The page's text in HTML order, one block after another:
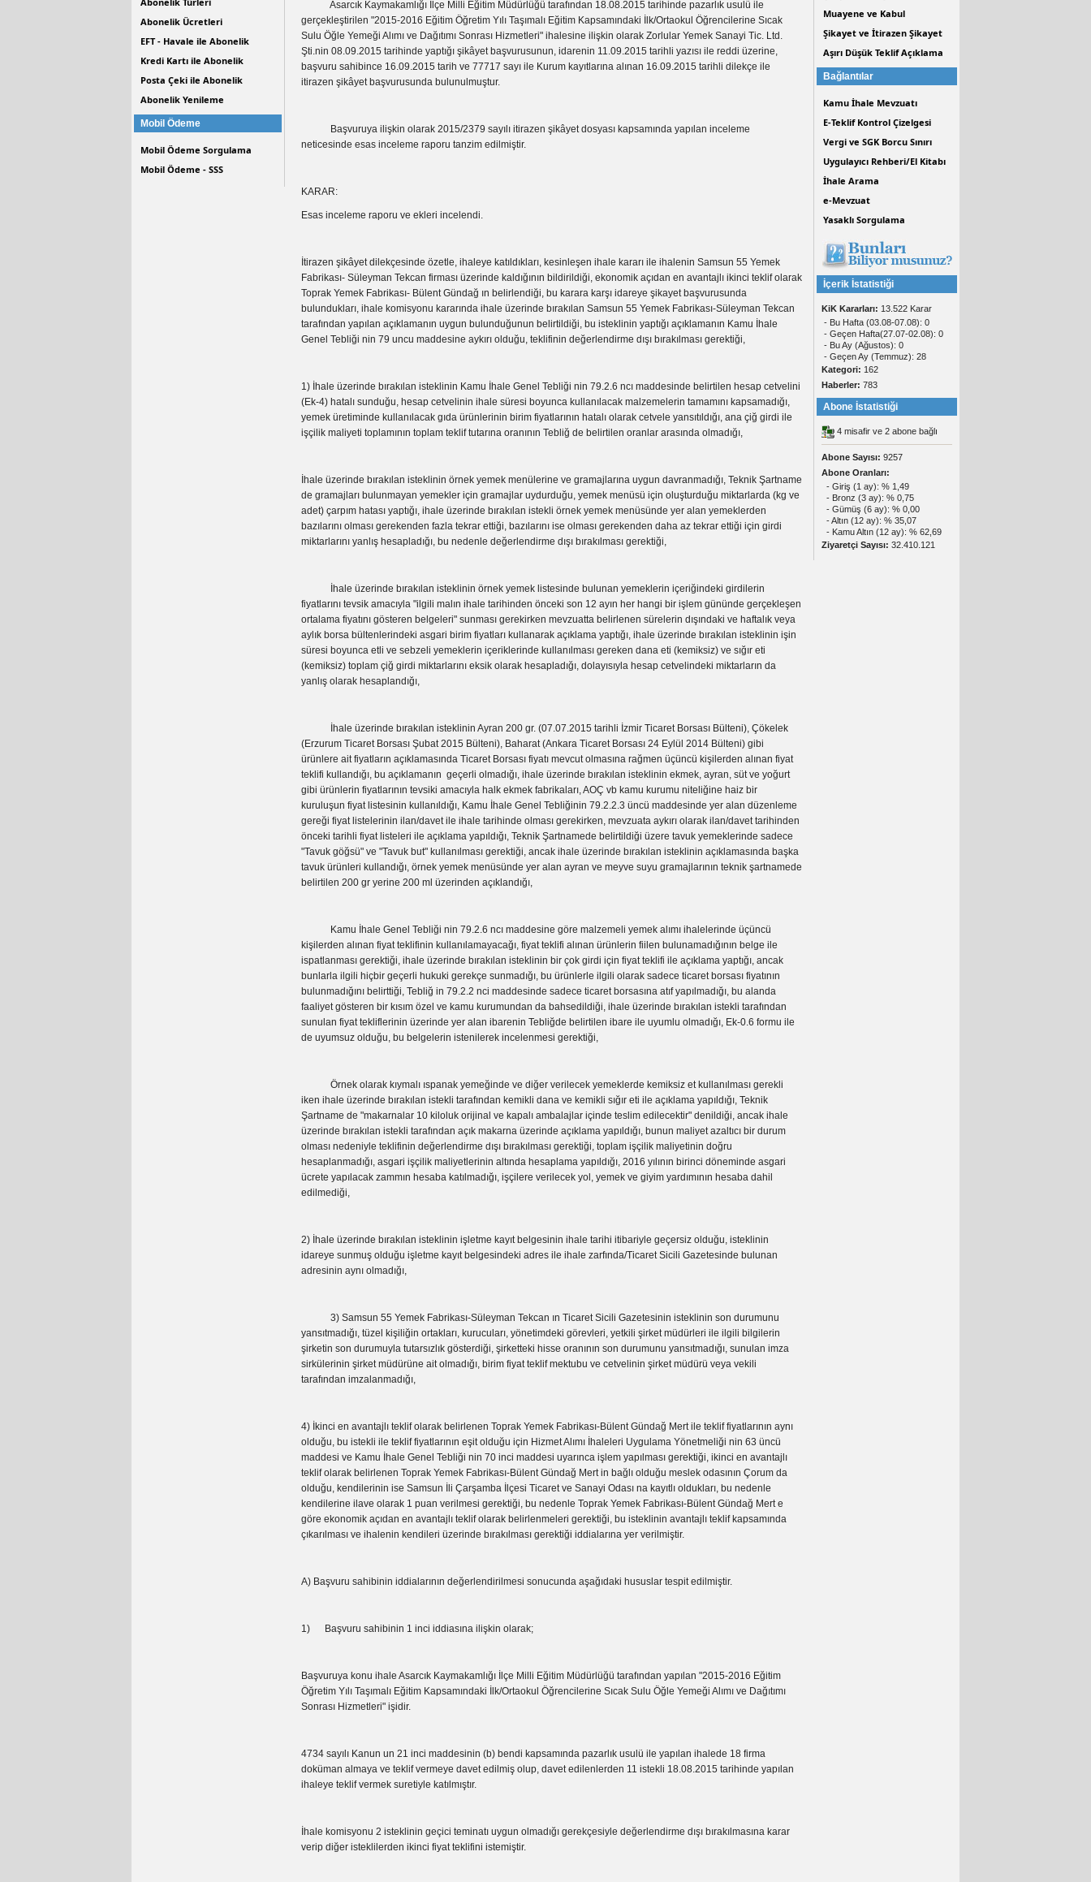
Abonelik Ücretleri
EFT - Havale ile Abonelik
Kredi Kartı ile Abonelik
Posta Çeki ile Abonelik
Abonelik Yenileme
Mobil Ödeme
Mobil Ödeme Sorgulama
Mobil Ödeme - SSS
Asarcık Kaymakamlığı İlçe Milli Eğitim Müdürlüğü tarafından 18.08.2015 tarihinde pazarlık usulü ile
gerçekleştirilen "2015-2016 Eğitim Öğretim Yılı Taşımalı Eğitim Kapsamındaki İlk/Ortaokul Öğrencilerine Sıcak
Sulu Öğle Yemeği Alımı ve Dağıtımı Sonrası Hizmetleri" ihalesine ilişkin olarak Zorlular Yemek Sanayi Tic. Ltd.
Şti.nin 08.09.2015 tarihinde yaptığı şikâyet başvurusunun, idarenin 11.09.2015 tarihli yazısı ile reddi üzerine,
başvuru sahibince 16.09.2015 tarih ve 77717 sayı ile Kurum kayıtlarına alınan 16.09.2015 tarihli dilekçe ile
itirazen şikâyet başvurusunda bulunulmuştur.
Başvuruya ilişkin olarak 2015/2379 sayılı itirazen şikâyet dosyası kapsamında yapılan inceleme
neticesinde esas inceleme raporu tanzim edilmiştir.
KARAR:
Esas inceleme raporu ve ekleri incelendi.
İtirazen şikâyet dilekçesinde özetle, ihaleye katıldıkları, kesinleşen ihale kararı ile ihalenin Samsun 55 Yemek
Fabrikası- Süleyman Tekcan firması üzerinde kaldığının bildirildiği, ekonomik açıdan en avantajlı ikinci teklif olarak
Toprak Yemek Fabrikası- Bülent Gündağ ın belirlendiği, bu karara karşı idareye şikayet başvurusunda
bulundukları, ihale komisyonu kararında ihale üzerinde bırakılan Samsun 55 Yemek Fabrikası-Süleyman Tekcan
tarafından yapılan açıklamanın uygun bulunduğunun belirtildiği, bu isteklinin yaptığı açıklamanın Kamu İhale
Genel Tebliği nin 79 uncu maddesine aykırı olduğu, teklifinin değerlendirme dışı bırakılması gerektiği,
1) İhale üzerinde bırakılan isteklinin Kamu İhale Genel Tebliği nin 79.2.6 ncı maddesinde belirtilen hesap cetvelini
(Ek-4) hatalı sunduğu, hesap cetvelinin ihale süresi boyunca kullanılacak malzemelerin tamamını kapsamadığı,
yemek üretiminde kullanılacak gıda ürünlerinin birim fiyatlarının hatalı olarak cetvele yansıtıldığı, ana çiğ girdi ile
işçilik maliyeti toplamının toplam teklif tutarına oranının Tebliğ de belirtilen oranlar arasında olmadığı,
İhale üzerinde bırakılan isteklinin örnek yemek menülerine ve gramajlarına uygun davranmadığı, Teknik Şartname
de gramajları bulunmayan yemekler için gramajlar uydurduğu, yemek menüsü için oluşturduğu miktarlarda (kg ve
adet) çarpım hatası yaptığı, ihale üzerinde bırakılan istekli örnek yemek menüsünde yer alan yemeklerden
bazılarını olması gerekenden fazla tekrar ettiği, bazılarını ise olması gerekenden daha az tekrar ettiği için girdi
miktarlarını yanlış hesapladığı, bu nedenle değerlendirme dışı bırakılması gerektiği,
İhale üzerinde bırakılan isteklinin örnek yemek listesinde bulunan yemeklerin içeriğindeki girdilerin
fiyatlarını tevsik amacıyla "ilgili malın ihale tarihinden önceki son 12 ayın her hangi bir işlem gününde gerçekleşen
ortalama fiyatını gösteren belgeleri" sunması gerekirken mevzuatta belirlenen sürelerin dışındaki ve haftalık veya
aylık borsa bültenlerindeki asgari birim fiyatları kullanarak açıklama yaptığı, ihale üzerinde bırakılan isteklinin işin
süresi boyunca etli ve sebzeli yemeklerin içeriklerinde kullanılması gereken dana eti (kemiksiz) ve sığır eti
(kemiksiz) toplam çiğ girdi miktarlarını eksik olarak hesapladığı, dolayısıyla hesap cetvelindeki miktarların da
yanlış olarak hesaplandığı,
İhale üzerinde bırakılan isteklinin Ayran 200 gr. (07.07.2015 tarihli İzmir Ticaret Borsası Bülteni), Çökelek
(Erzurum Ticaret Borsası Şubat 2015 Bülteni), Baharat (Ankara Ticaret Borsası 24 Eylül 2014 Bülteni) gibi
ürünlere ait fiyatların açıklamasında Ticaret Borsası fiyatı mevcut olmasına rağmen üçüncü kişilerden alınan fiyat
teklifi kullandığı, bu açıklamanın geçerli olmadığı, ihale üzerinde bırakılan isteklinin ekmek, ayran, süt ve yoğurt
gibi ürünlerin fiyatlarının tevsiki amacıyla halk ekmek fabrikaları, AOÇ vb kamu kurumu niteliğine haiz bir
kuruluşun fiyat listesinin kullanıldığı, Kamu İhale Genel Tebliğinin 79.2.2.3 üncü maddesinde yer alan düzenleme
gereği fiyat listelerinin ilan/davet ile ihale tarihinde olması gerekirken, mevzuata aykırı olarak ilan/davet tarihinden
önceki tarihli fiyat listeleri ile açıklama yapıldığı, Teknik Şartnamede belirtildiği üzere tavuk yemeklerinde sadece
"Tavuk göğsü" ve "Tavuk but" kullanılması gerektiği, ancak ihale üzerinde bırakılan isteklinin açıklamasında başka
tavuk ürünleri kullandığı, örnek yemek menüsünde yer alan ayran ve meyve suyu gramajlarının teknik şartnamede
belirtilen 200 gr yerine 200 ml üzerinden açıklandığı,
Kamu İhale Genel Tebliği nin 79.2.6 ncı maddesine göre malzemeli yemek alımı ihalelerinde üçüncü
kişilerden alınan fiyat teklifinin kullanılamayacağı, fiyat teklifi alınan ürünlerin fiilen bulunamadığının belge ile
ispatlanması gerektiği, ihale üzerinde bırakılan isteklinin bir çok girdi için fiyat teklifi ile açıklama yaptığı, ancak
bunlarla ilgili hiçbir geçerli hukuki gerekçe sunmadığı, bu ürünlerle ilgili olarak sadece ticaret borsası fiyatının
bulunmadığını belirttiği, Tebliğ in 79.2.2 nci maddesinde sadece ticaret borsasına atıf yapılmadığı, bu alanda
faaliyet gösteren bir kısım özel ve kamu kurumundan da bahsedildiği, ihale üzerinde bırakılan istekli tarafından
sunulan fiyat tekliflerinin üzerinde yer alan ibarenin Tebliğde belirtilen ibare ile uyumlu olmadığı, Ek-0.6 formu ile
de uyumsuz olduğu, bu belgelerin istenilerek incelenmesi gerektiği,
Örnek olarak kıymalı ıspanak yemeğinde ve diğer verilecek yemeklerde kemiksiz et kullanılması gerekli
iken ihale üzerinde bırakılan istekli tarafından kemikli dana ve kemikli sığır eti ile açıklama yapıldığı, Teknik
Şartname de "makarnalar 10 kiloluk orijinal ve kapalı ambalajlar içinde teslim edilecektir" denildiği, ancak ihale
üzerinde bırakılan istekli tarafından açık makarna üzerinde açıklama yapıldığı, bunun maliyet azaltıcı bir durum
olması nedeniyle teklifinin değerlendirme dışı bırakılması gerektiği, toplam işçilik maliyetinin doğru
hesaplanmadığı, asgari işçilik maliyetlerinin altında hesaplama yapıldığı, 2016 yılının birinci döneminde asgari
ücrete yapılacak zammın hesaba katılmadığı, işçilere verilecek yol, yemek ve giyim yardımının hesaba dahil
edilmediği,
2) İhale üzerinde bırakılan isteklinin işletme kayıt belgesinin ihale tarihi itibariyle geçersiz olduğu, isteklinin
idareye sunmuş olduğu işletme kayıt belgesindeki adres ile ihale zarfında/Ticaret Sicili Gazetesinde bulunan
adresinin aynı olmadığı,
3) Samsun 55 Yemek Fabrikası-Süleyman Tekcan ın Ticaret Sicili Gazetesinin isteklinin son durumunu
yansıtmadığı, tüzel kişiliğin ortakları, kurucuları, yönetimdeki görevleri, yetkili şirket müdürleri ile ilgili bilgilerin
şirketin son durumuyla tutarsızlık gösterdiği, şirketteki hisse oranının son durumunu yansıtmadığı, sunulan imza
sirkülerinin şirket müdürüne ait olmadığı, birim fiyat teklif mektubu ve cetvelinin şirket müdürü veya vekili
tarafından imzalanmadığı,
4) İkinci en avantajlı teklif olarak belirlenen Toprak Yemek Fabrikası-Bülent Gündağ Mert ile teklif fiyatlarının aynı
olduğu, bu istekli ile teklif fiyatlarının eşit olduğu için Hizmet Alımı İhaleleri Uygulama Yönetmeliği nin 63 üncü
maddesi ve Kamu İhale Genel Tebliği nin 70 inci maddesi uyarınca işlem yapılması gerektiği, ikinci en avantajlı
teklif olarak belirlenen Toprak Yemek Fabrikası-Bülent Gündağ Mert in bağlı olduğu meslek odasının Çorum da
olduğu, kendilerinin ise Samsun İli Çarşamba İlçesi Ticaret ve Sanayi Odası na kayıtlı oldukları, bu nedenle
kendilerine ilave olarak 1 puan verilmesi gerektiği, bu nedenle Toprak Yemek Fabrikası-Bülent Gündağ Mert e
göre ekonomik açıdan en avantajlı teklif olarak belirlenmeleri gerektiği, bu isteklinin avantajlı teklif kapsamında
çıkarılması ve ihalenin kendileri üzerinde bırakılması gerektiği iddialarına yer verilmiştir.
A) Başvuru sahibinin iddialarının değerlendirilmesi sonucunda aşağıdaki hususlar tespit edilmiştir.
1) Başvuru sahibinin 1 inci iddiasına ilişkin olarak;
Başvuruya konu ihale Asarcık Kaymakamlığı İlçe Milli Eğitim Müdürlüğü tarafından yapılan "2015-2016 Eğitim
Öğretim Yılı Taşımalı Eğitim Kapsamındaki İlk/Ortaokul Öğrencilerine Sıcak Sulu Öğle Yemeği Alımı ve Dağıtımı
Sonrası Hizmetleri" işidir.
4734 sayılı Kanun un 21 inci maddesinin (b) bendi kapsamında pazarlık usulü ile yapılan ihalede 18 firma
doküman almaya ve teklif vermeye davet edilmiş olup, davet edilenlerden 11 istekli 18.08.2015 tarihinde yapılan
ihaleye teklif vermek suretiyle katılmıştır.
İhale komisyonu 2 isteklinin geçici teminatı uygun olmadığı gerekçesiyle değerlendirme dışı bırakılmasına karar
verip diğer isteklilerden ikinci fiyat teklifini istemiştir.
Muayene ve Kabul
Şikayet ve İtirazen Şikayet
Aşırı Düşük Teklif Açıklama
Bağlantılar
Kamu İhale Mevzuatı
E-Teklif Kontrol Çizelgesi
Vergi ve SGK Borcu Sınırı
Uygulayıcı Rehberi/El Kitabı
İhale Arama
e-Mevzuat
Yasaklı Sorgulama
İçerik İstatistiği
KiK Kararları: 13.522 Karar
- Bu Hafta (03.08-07.08): 0
- Geçen Hafta(27.07-02.08): 0
- Bu Ay (Ağustos): 0
- Geçen Ay (Temmuz): 28
Kategori: 162
Haberler: 783
Abone İstatistiği
4 misafir ve 2 abone bağlı
Abone Sayısı: 9257
Abone Oranları:
- Giriş (1 ay): % 1,49
- Bronz (3 ay): % 0,75
- Gümüş (6 ay): % 0,00
- Altın (12 ay): % 35,07
- Kamu Altın (12 ay): % 62,69
Ziyaretçi Sayısı: 32.410.121